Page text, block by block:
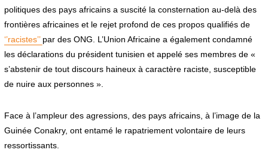
politiques des pays africains a suscité la consternation au-delà des
frontières africaines et le rejet profond de ces propos qualifiés de
‘’racistes’’ par des ONG. L’Union Africaine a également condamné
les déclarations du président tunisien et appelé ses membres de «
s’abstenir de tout discours haineux à caractère raciste, susceptible
de nuire aux personnes ».
Face à l’ampleur des agressions, des pays africains, à l’image de la
Guinée Conakry, ont entamé le rapatriement volontaire de leurs
ressortissants.